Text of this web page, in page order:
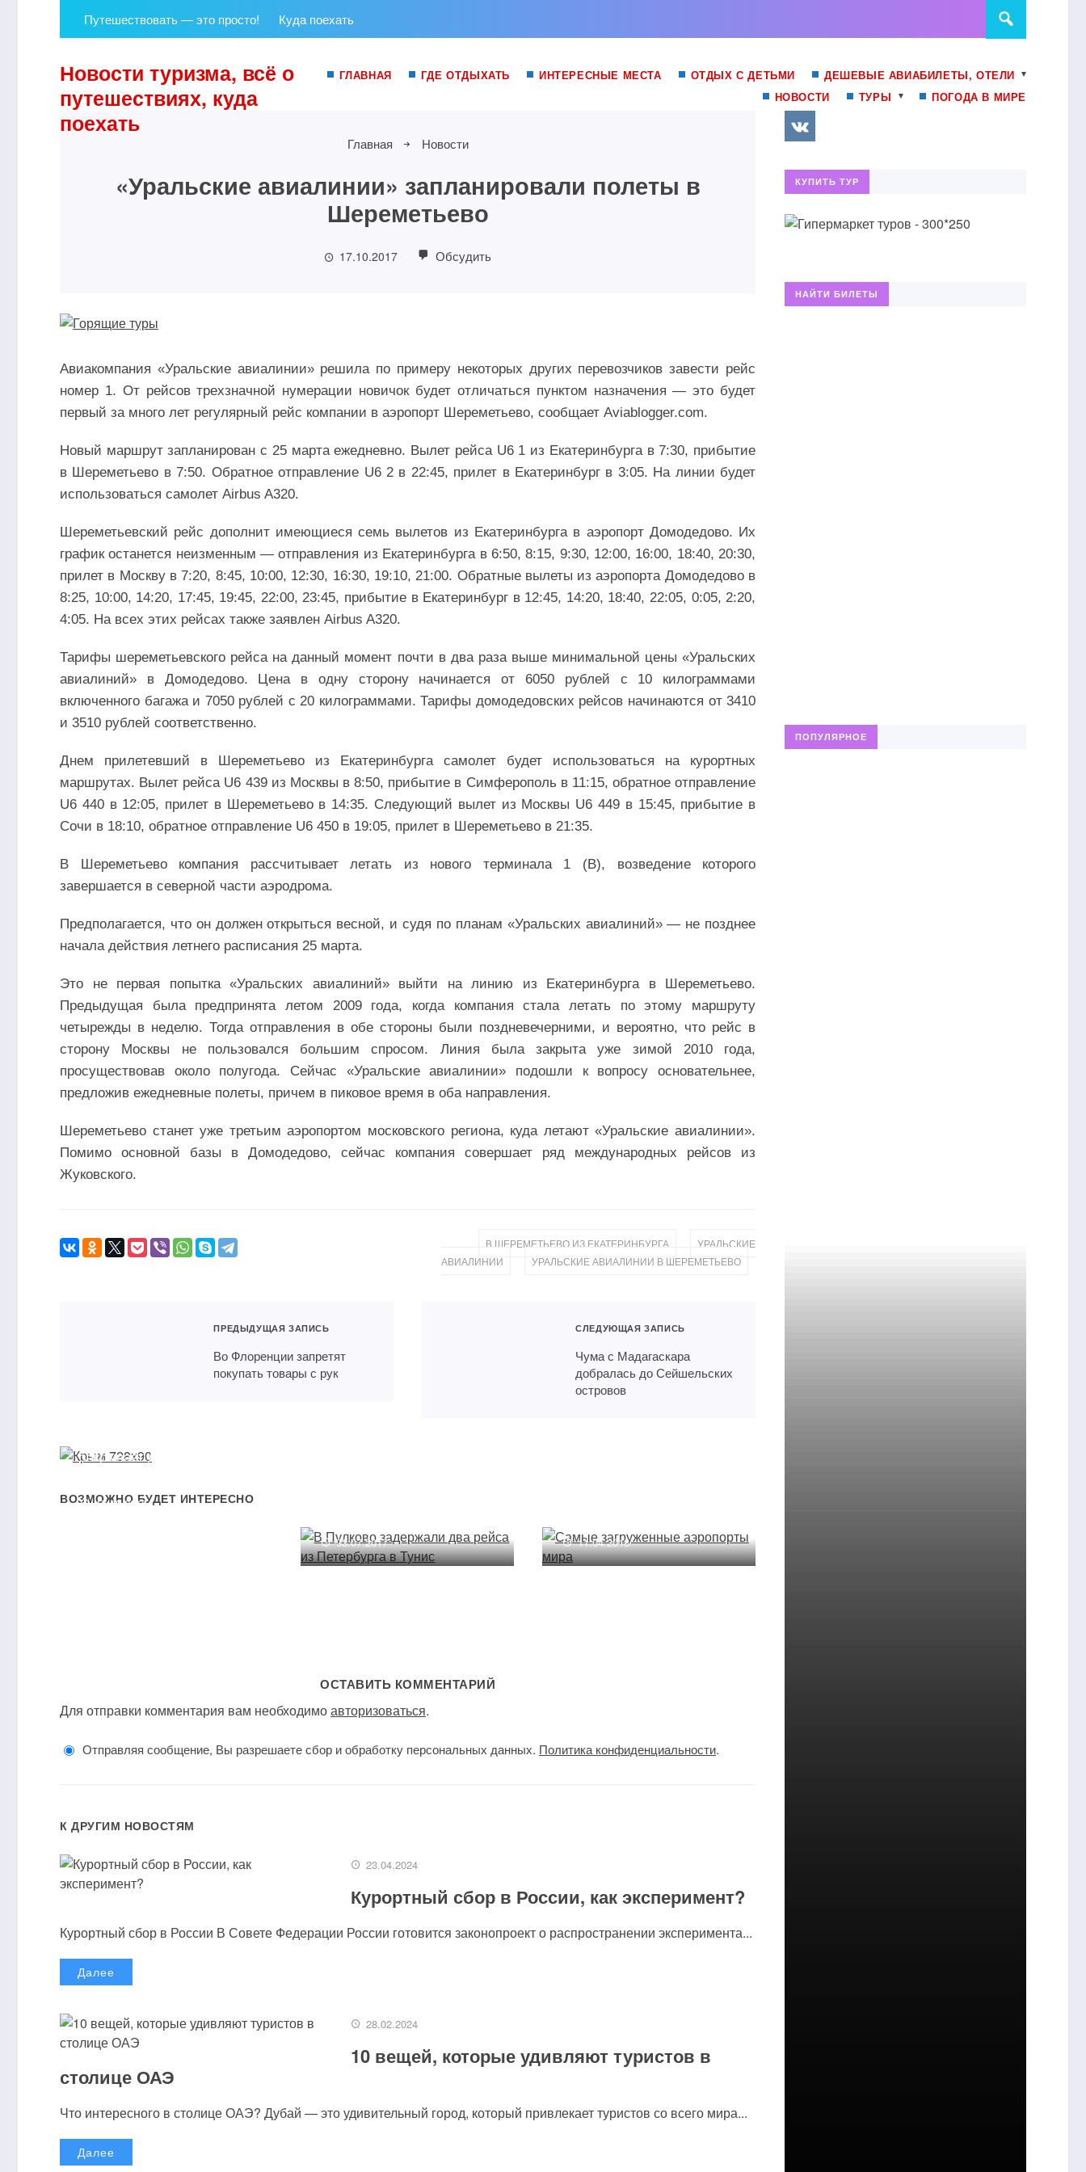
Путешествовать — это просто! Куда поехать
Новости туризма, всё о
путешествиях, куда
поехать
ГЛАВНАЯ ГДЕ ОТДЫХАТЬ ИНТЕРЕСНЫЕ МЕСТА ОТДЫХ С ДЕТЬМИ
ДЕШЕВЫЕ АВИАБИЛЕТЫ, ОТЕЛИ
НОВОСТИ
ТУРЫ ПОГОДА В МИРЕ
Главная Новости
«Уральские авиалинии» запланировали полеты в
Шереметьево
17.10.2017 Обсудить
Авиакомпания «Уральские авиалинии» решила по примеру некоторых других перевозчиков завести рейс
номер 1. От рейсов трехзначной нумерации новичок будет отличаться пунктом назначения — это будет
первый за много лет регулярный рейс компании в аэропорт Шереметьево, сообщает Aviablogger.com.
Новый маршрут запланирован с 25 марта ежедневно. Вылет рейса U6 1 из Екатеринбурга в 7:30, прибытие
в Шереметьево в 7:50. Обратное отправление U6 2 в 22:45, прилет в Екатеринбург в 3:05. На линии будет
использоваться самолет Airbus A320.
Шереметьевский рейс дополнит имеющиеся семь вылетов из Екатеринбурга в аэропорт Домодедово. Их
график останется неизменным — отправления из Екатеринбурга в 6:50, 8:15, 9:30, 12:00, 16:00, 18:40, 20:30,
прилет в Москву в 7:20, 8:45, 10:00, 12:30, 16:30, 19:10, 21:00. Обратные вылеты из аэропорта Домодедово в
8:25, 10:00, 14:20, 17:45, 19:45, 22:00, 23:45, прибытие в Екатеринбург в 12:45, 14:20, 18:40, 22:05, 0:05, 2:20,
4:05. На всех этих рейсах также заявлен Airbus A320.
Тарифы шереметьевского рейса на данный момент почти в два раза выше минимальной цены «Уральских
авиалиний» в Домодедово. Цена в одну сторону начинается от 6050 рублей с 10 килограммами
включенного багажа и 7050 рублей с 20 килограммами. Тарифы домодедовских рейсов начинаются от 3410
и 3510 рублей соответственно.
Днем прилетевший в Шереметьево из Екатеринбурга самолет будет использоваться на курортных
маршрутах. Вылет рейса U6 439 из Москвы в 8:50, прибытие в Симферополь в 11:15, обратное отправление
U6 440 в 12:05, прилет в Шереметьево в 14:35. Следующий вылет из Москвы U6 449 в 15:45, прибытие в
Сочи в 18:10, обратное отправление U6 450 в 19:05, прилет в Шереметьево в 21:35.
В Шереметьево компания рассчитывает летать из нового терминала 1 (В), возведение которого
завершается в северной части аэродрома.
Предполагается, что он должен открыться весной, и судя по планам «Уральских авиалиний» — не позднее
начала действия летнего расписания 25 марта.
Это не первая попытка «Уральских авиалиний» выйти на линию из Екатеринбурга в Шереметьево.
Предыдущая была предпринята летом 2009 года, когда компания стала летать по этому маршруту
четырежды в неделю. Тогда отправления в обе стороны были поздневечерними, и вероятно, что рейс в
сторону Москвы не пользовался большим спросом. Линия была закрыта уже зимой 2010 года,
просуществовав около полугода. Сейчас «Уральские авиалинии» подошли к вопросу основательнее,
предложив ежедневные полеты, причем в пиковое время в оба направления.
Шереметьево станет уже третьим аэропортом московского региона, куда летают «Уральские авиалинии».
Помимо основной базы в Домодедово, сейчас компания совершает ряд международных рейсов из
Жуковского.
В ШЕРЕМЕТЬЕВО ИЗ ЕКАТЕРИНБУРГА
УРАЛЬСКИЕ
АВИАЛИНИИ
УРАЛЬСКИЕ АВИАЛИНИИ В ШЕРЕМЕТЬЕВО
ПРЕДЫДУЩАЯ ЗАПИСЬ
Во Флоренции запретят
покупать товары с рук
СЛЕДУЮЩАЯ ЗАПИСЬ
Чума с Мадагаскара
добралась до Сейшельских
островов
ВОЗМОЖНО БУДЕТ ИНТЕРЕСНО
закрывает для туристов
17.05.2016
03.07.2017 11.04.2018
ОСТАВИТЬ КОММЕНТАРИЙ
Для отправки комментария вам необходимоавторизоваться.
Отправляя сообщение, Вы разрешаете сбор и обработку персональных данных. Политика конфиденциальности.
К ДРУГИМ НОВОСТЯМ
23.04.2024
Курортный сбор в России, как эксперимент?
Курортный сбор в России В Совете Федерации России готовится законопроект о распространении эксперимента...
Далее
28.02.2024
10 вещей, которые удивляют туристов в
столице ОАЭ
Что интересного в столице ОАЭ? Дубай — это удивительный город, который привлекает туристов со всего мира...
Далее
КУПИТЬ ТУР
НАЙТИ БИЛЕТЫ
ПОПУЛЯРНОЕ